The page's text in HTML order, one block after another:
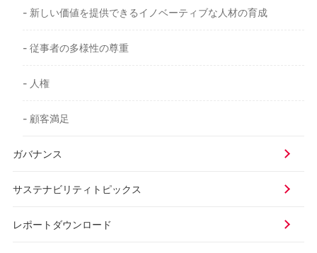
- 新しい価値を提供できるイノベーティブな人材の育成
- 従事者の多様性の尊重
- 人権
- 顧客満足
ガバナンス
サステナビリティトピックス
レポートダウンロード